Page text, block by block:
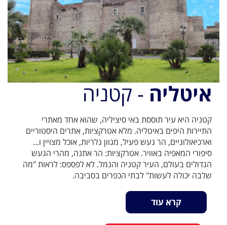
איטליה - קטניה
קטניה היא עיר תוססת באי סיציליה, שהוא אחד מאתרי
התיירות היפים באיטליה. מלא אטרקציות, אתרים היסטוריים
וארכיאולוגיים, הר געש פעיל, מגוון גלריות, אוכל מצויין ו...
סיפורי המאפיה באוויר. אטרקציות: הר אתנה, מהרי הגעש
הגדולים בעולם, העיר קטניה והנמל. לא לפספס: לראות "מה
שלבה יכולה לעשות" לבתי הכפרים בסביבה.
קרא עוד